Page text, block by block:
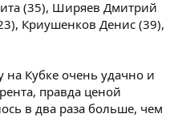
(35), Ширяев Дмитрий
Криушенков Денис (39),
на Кубке очень удачно и
правда ценой
в два раза больше, чем